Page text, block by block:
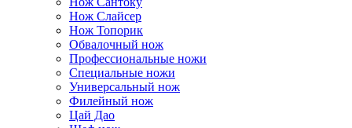
Нож Слайсер
Нож Топорик
Обвалочный нож
Профессиональные ножи
Специальные ножи
Универсальный нож
Филейный нож
Цай Дао